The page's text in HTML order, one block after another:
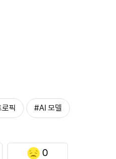
픽 #AI 모델
0